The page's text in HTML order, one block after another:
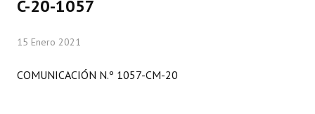
Comisiones Especiales
C-20-1057
15 Enero 2021
COMUNICACIÓN N.º 1057-CM-20